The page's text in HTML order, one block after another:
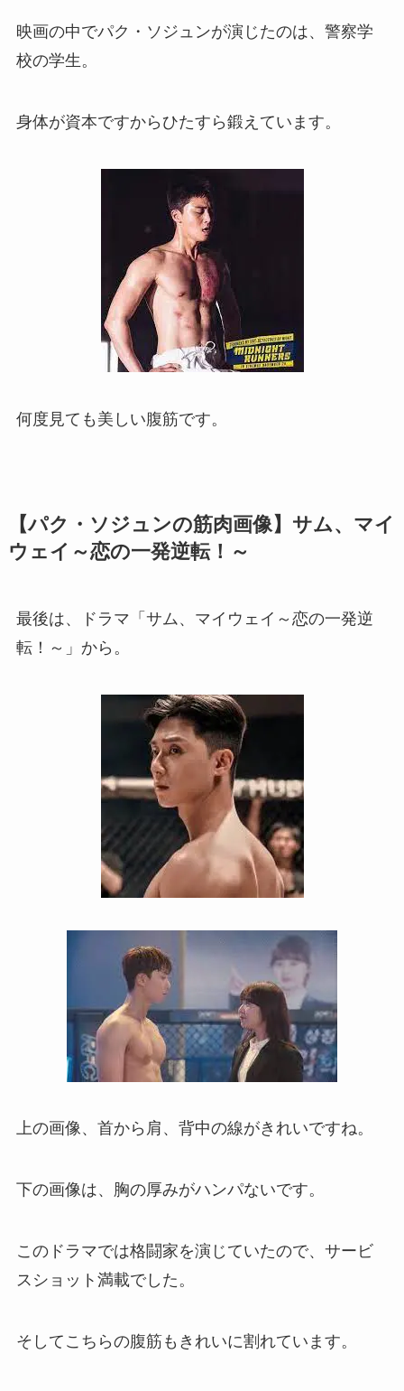
映画の中でパク・ソジュンが演じたのは、警察学
校の学生。
身体が資本ですからひたすら鍛えています。
何度見ても美しい腹筋です。
【パク・ソジュンの筋肉画像】サム、マイ
ウェイ～恋の一発逆転！～
最後は、ドラマ「サム、マイウェイ～恋の一発逆
転！～」から。
上の画像、首から肩、背中の線がきれいですね。
下の画像は、胸の厚みがハンパないです。
このドラマでは格闘家を演じていたので、サービ
スショット満載でした。
そしてこちらの腹筋もきれいに割れています。